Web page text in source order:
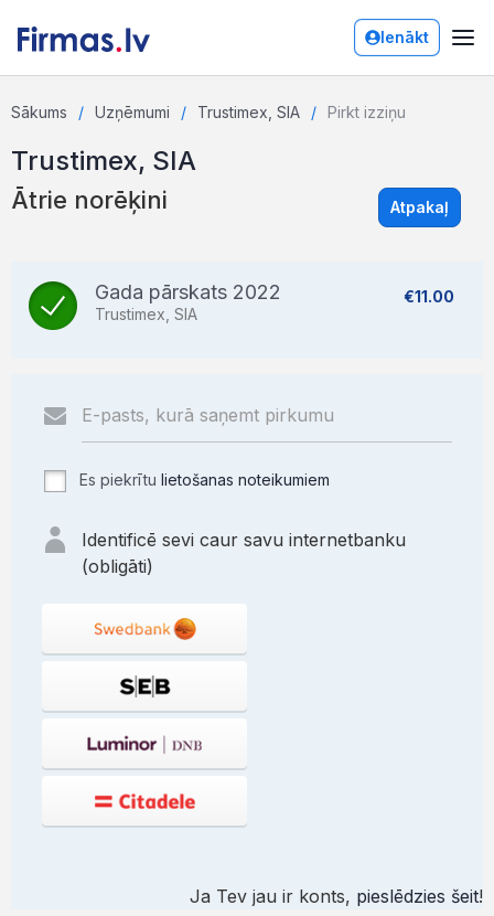
Ienākt
Sākums Uzņēmumi Trustimex, SIA Pirkt izziņu
Trustimex, SIA
Ātrie norēķini Atpakaļ
Gada pārskats 2022
Trustimex, SIA
€11.00
Es piekrītu lietošanas noteikumiem
Identificē sevi caur savu internetbanku
(obligāti)
Ja Tev jau ir konts, pieslēdzies šeit!